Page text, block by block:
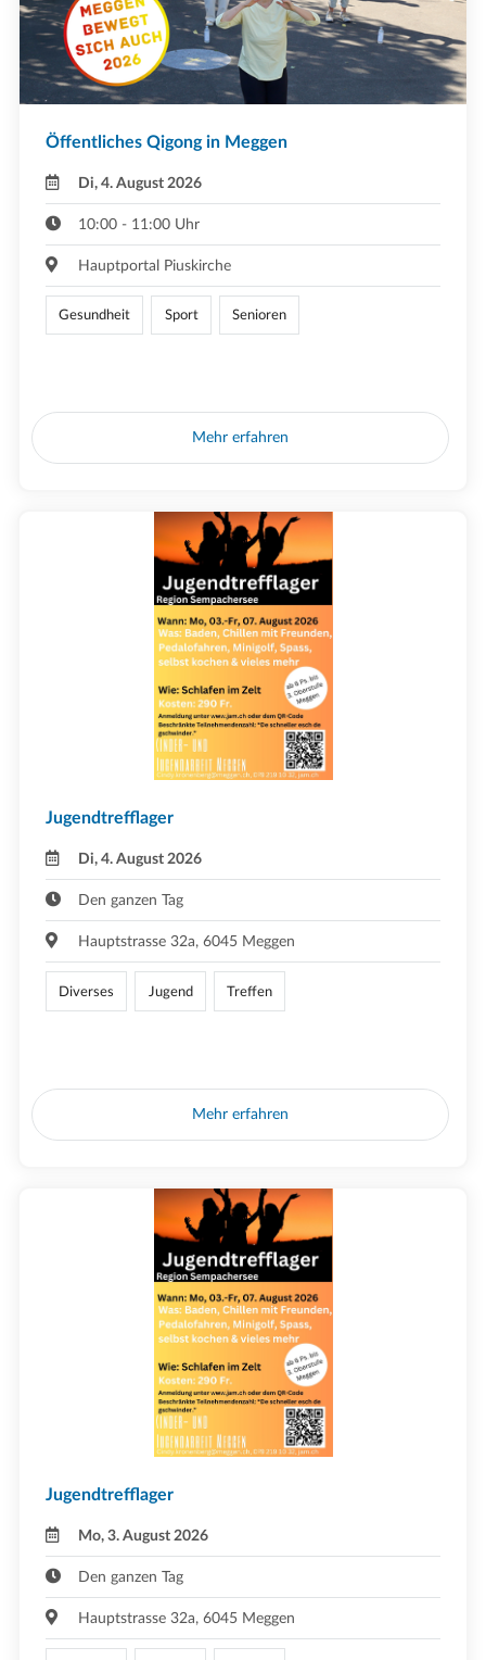
Öffentliches Qigong in Meggen
Di, 4. August 2026
10:00 - 11:00 Uhr
Hauptportal Piuskirche
Gesundheit Sport Senioren
Mehr erfahren
Jugendtrefflager
Di, 4. August 2026
Den ganzen Tag
Hauptstrasse 32a, 6045 Meggen
Diverses Jugend Treffen
Mehr erfahren
Jugendtrefflager
Mo, 3. August 2026
Den ganzen Tag
Hauptstrasse 32a, 6045 Meggen